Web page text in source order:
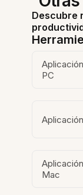
Descubre
PC
Mac